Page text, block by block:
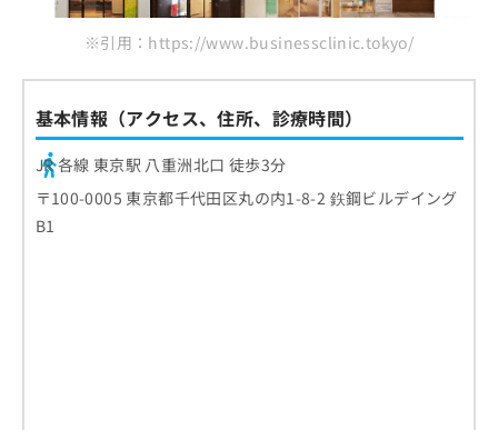
※引用：https://www.businessclinic.tokyo/
基本情報（アクセス、住所、診療時間）
JR 各線 東京駅 八重洲北口 徒歩3分
〒100-0005 東京都千代田区丸の内1-8-2 鉃鋼ビルデイング
B1